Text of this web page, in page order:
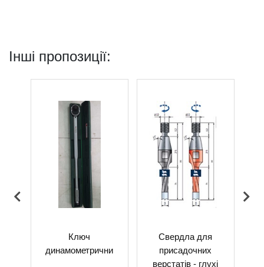
Інші пропозиції:
Ключ
динамометрични
Свердла для
присадочних
верстатів - глухі